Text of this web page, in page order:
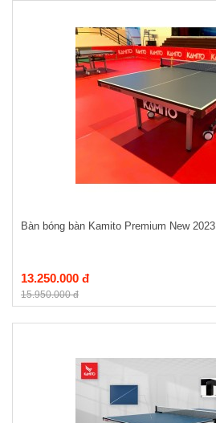
Bàn bóng bàn Kamito Premium New 2023
13.250.000 đ
15.950.000 đ